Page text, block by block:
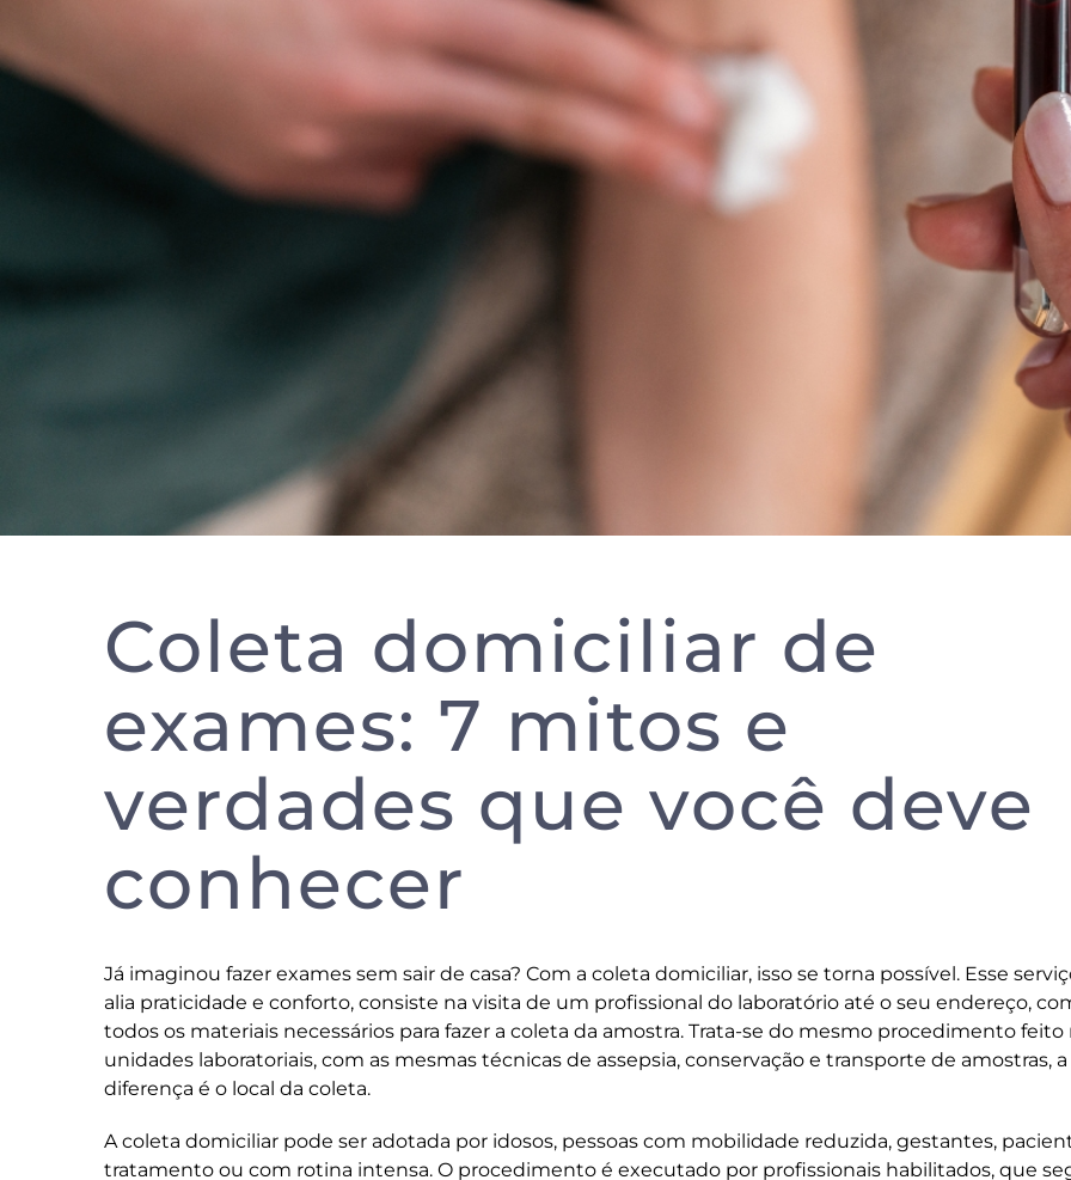
Coleta domiciliar de
exames: 7 mitos e
verdades que você deve
conhecer
Já imaginou fazer exames sem sair de casa? Com a coleta domiciliar, isso se torna possível. Esse
alia praticidade e conforto, consiste na visita de um profissional do laboratório até o seu endereço,
todos os materiais necessários para fazer a coleta da amostra. Trata-se do mesmo procedimento feito
unidades laboratoriais, com as mesmas técnicas de assepsia, conservação e transporte de amostras,
diferença é o local da coleta.
A coleta domiciliar pode ser adotada por idosos, pessoas com mobilidade reduzida, gestantes,
tratamento ou com rotina intensa. O procedimento é executado por profissionais habilitados, que